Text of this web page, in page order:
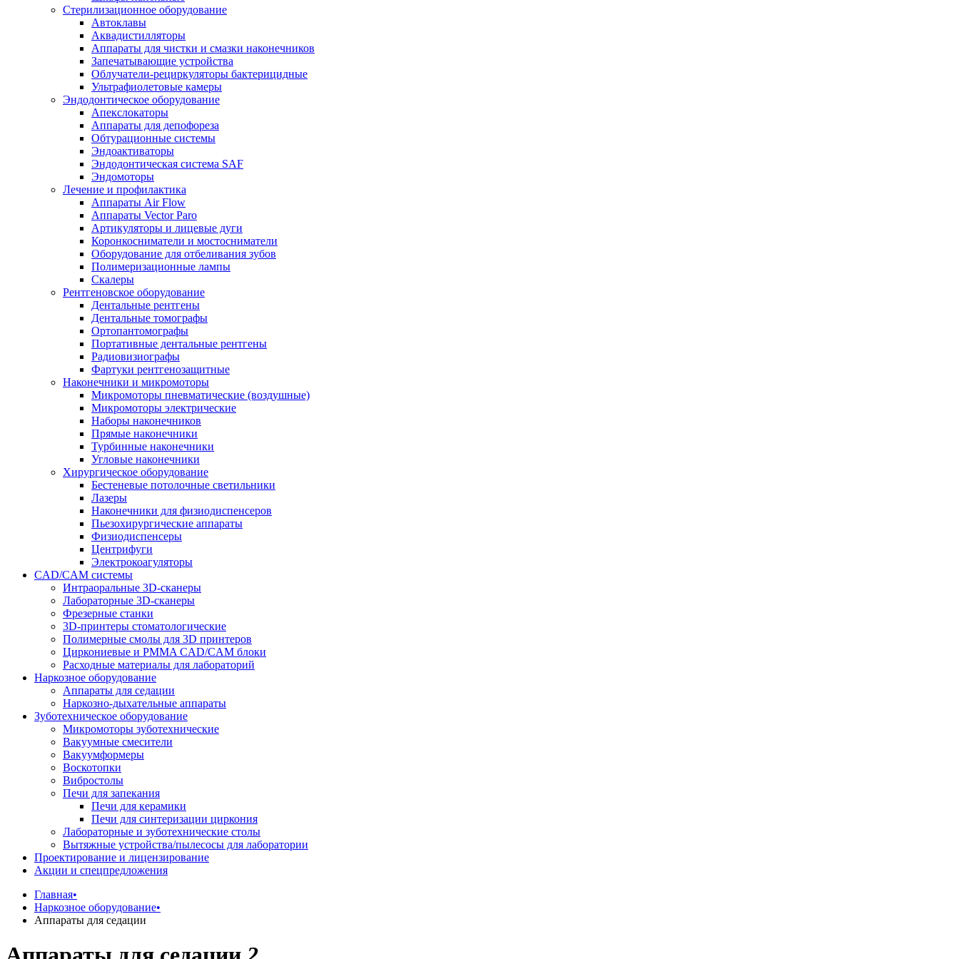
Стерилизационное оборудование
Автоклавы
Аквадистилляторы
Аппараты для чистки и смазки наконечников
Запечатывающие устройства
Облучатели-рециркуляторы бактерицидные
Ультрафиолетовые камеры
Эндодонтическое оборудование
Апекслокаторы
Аппараты для депофореза
Обтурационные системы
Эндоактиваторы
Эндодонтическая система SAF
Эндомоторы
Лечение и профилактика
Аппараты Air Flow
Аппараты Vector Paro
Артикуляторы и лицевые дуги
Коронкосниматели и мостосниматели
Оборудование для отбеливания зубов
Полимеризационные лампы
Скалеры
Рентгеновское оборудование
Дентальные рентгены
Дентальные томографы
Ортопантомографы
Портативные дентальные рентгены
Радиовизиографы
Фартуки рентгенозащитные
Наконечники и микромоторы
Микромоторы пневматические (воздушные)
Микромоторы электрические
Наборы наконечников
Прямые наконечники
Турбинные наконечники
Угловые наконечники
Хирургическое оборудование
Бестеневые потолочные светильники
Лазеры
Наконечники для физиодиспенсеров
Пьезохирургические аппараты
Физиодиспенсеры
Центрифуги
Электрокоагуляторы
CAD/CAM системы
Интраоральные 3D-сканеры
Лабораторные 3D-сканеры
Фрезерные станки
3D-принтеры стоматологические
Полимерные смолы для 3D принтеров
Циркониевые и PMMA CAD/CAM блоки
Расходные материалы для лабораторий
Наркозное оборудование
Аппараты для седации
Наркозно-дыхательные аппараты
Зуботехническое оборудование
Микромоторы зуботехнические
Вакуумные смесители
Вакуумформеры
Воскотопки
Вибростолы
Печи для запекания
Печи для керамики
Печи для синтеризации циркония
Лабораторные и зуботехнические столы
Вытяжные устройства/пылесосы для лаборатории
Проектирование и лицензирование
Акции и спецпредложения
Главная•
Наркозное оборудование•
Аппараты для седации